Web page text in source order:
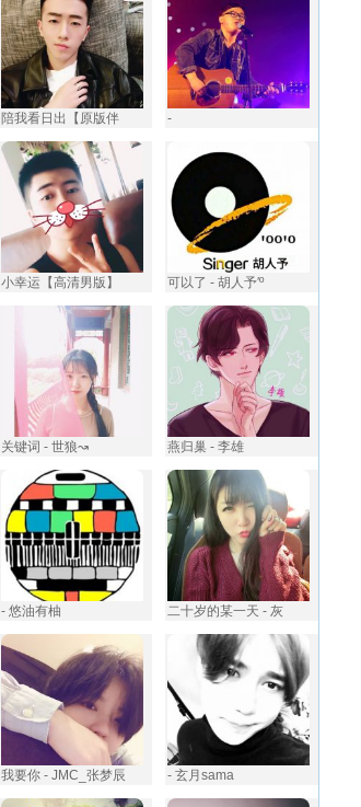
陪我看日出【原版伴 -
小幸运【高清男版】 可以了 - 胡人予′º
关键词 - 世狼↝ 燕归巢 - 李雄 ‍
- 悠油有柚 二十岁的某一天 - 灰
我要你 - JMC_张梦辰 - 玄月sama